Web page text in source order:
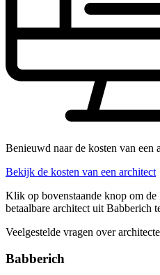
Benieuwd naar de kosten van een
Bekijk de kosten van een architect
Klik op bovenstaande knop om de
betaalbare architect uit Babberich
Veelgestelde vragen over
Babberich